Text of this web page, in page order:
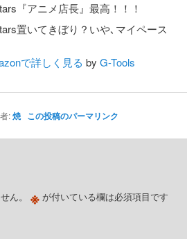
『アニメ店長』最高！！！
置いてきぼり？いや､マイペース
で詳しく見る by G-Tools
:焼 この投稿のパーマリンク
ん。 ※が付いている欄は必須項目です